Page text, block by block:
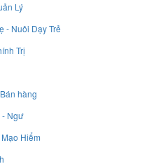
Lý
- Nuôi Dạy Trẻ
Trị
hàng
- Ngư
Hiểm